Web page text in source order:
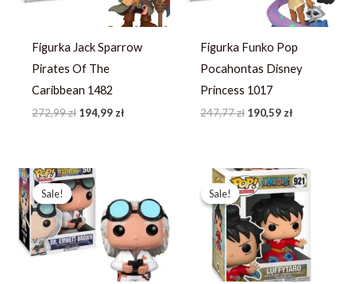
Figurka Jack Sparrow
Pirates Of The
Caribbean 1482
272,99zł 194,99zł
Figurka Funko Pop
Pocahontas Disney
Princess 1017
247,77zł 190,59zł
Sale!
Sale!
Pierwotna
cena
wynosiła:
248,03 zł.
wynosi:
190,79 zł.
Sale!
Sale!
Pierwotna
cena
wynosiła:
444,59 zł.
Aktualna
cena
wynosi:
341,99 zł.